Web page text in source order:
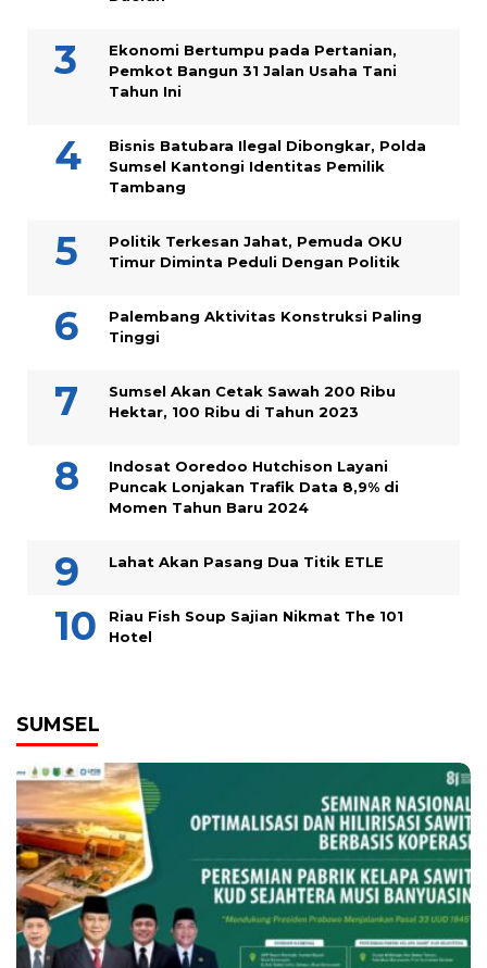
Ekonomi Bertumpu pada Pertanian,
Pemkot Bangun 31 Jalan Usaha Tani
Tahun Ini
Bisnis Batubara Ilegal Dibongkar, Polda
Sumsel Kantongi Identitas Pemilik
Tambang
Politik Terkesan Jahat, Pemuda OKU
Timur Diminta Peduli Dengan Politik
Palembang Aktivitas Konstruksi Paling
Tinggi
Sumsel Akan Cetak Sawah 200 Ribu
Hektar, 100 Ribu di Tahun 2023
Indosat Ooredoo Hutchison Layani
Puncak Lonjakan Trafik Data 8,9% di
Momen Tahun Baru 2024
Lahat Akan Pasang Dua Titik ETLE
Riau Fish Soup Sajian Nikmat The 101
Hotel
SUMSEL